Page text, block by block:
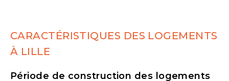
CARACTÉRISTIQUES DES LOGEMENTS
À LILLE
Période de construction des logements